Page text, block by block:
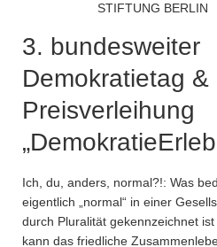
STIFTUNG BERLIN
3. bundesweiter
Demokratietag &
Preisverleihung
Ich, du, anders, normal?!: Was
eigentlich „normal“ in einer
durch Pluralität gekennzeichnet
kann das friedliche